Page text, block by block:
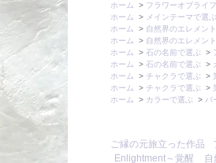
ホーム
> フラワーオブライフ
ホーム
> メインテーマで選ぶ
ホーム
> 自然界のエレメン
ホーム
> 自然界のエレメン
ホーム
> 石の名前で選ぶ >
ホーム
> 石の名前で選ぶ >
ホーム
> チャクラで選ぶ >
ホーム
> チャクラで選ぶ >
ホーム
> カラーで選ぶ > パ
ご縁の元旅立った作品
Enlightment～覚醒